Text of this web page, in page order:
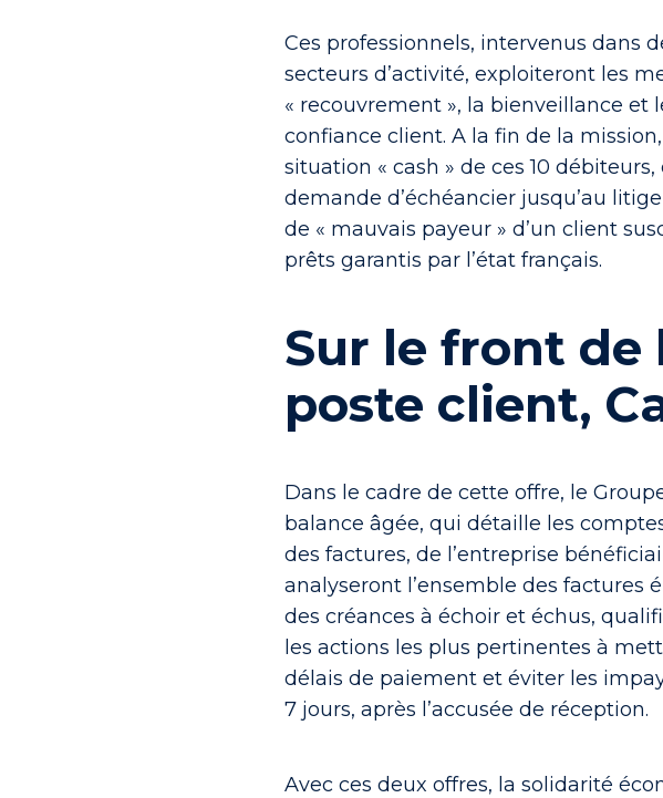
Ces professionnels, intervenus dans
secteurs d’activité, exploiteront les
« recouvrement », la bienveillance et
confiance client. A la fin de la
situation « cash » de ces 10
demande d’échéancier jusqu’au
de « mauvais payeur » d’un client
prêts garantis par l’état français.
Sur le front de
poste client,
Dans le cadre de cette offre, le
balance âgée, qui détaille les
des factures, de l’entreprise
analyseront l’ensemble des factures
des créances à échoir et échus,
les actions les plus pertinentes à
délais de paiement et éviter les
7 jours, après l’accusée de réception.
Avec ces deux offres, la solidarité